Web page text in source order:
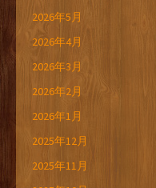
2026年5月
2026年4月
2026年3月
2026年2月
2026年1月
2025年12月
2025年11月